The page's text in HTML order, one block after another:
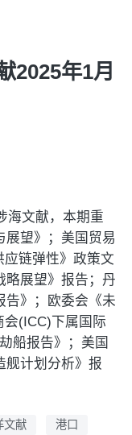
2025年1月
海文献，本期重
展望》；美国贸易
链弹性》政策文
略展望》报告；丹
告》；欧委会《未
(ICC)下属国际
船报告》；美国
舰计划分析》报
文献 港口